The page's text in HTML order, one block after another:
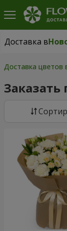
Доставка в
Доставка в
Доставка цветов
Заказать